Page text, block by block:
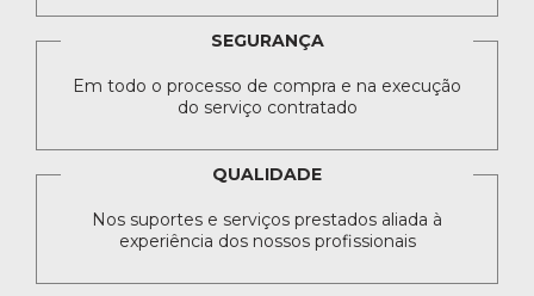
SEGURANÇA
Em todo o processo de compra e na execução
do serviço contratado
QUALIDADE
Nos suportes e serviços prestados aliada à
experiência dos nossos profissionais